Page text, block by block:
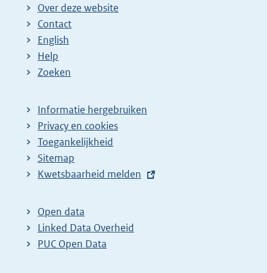
Over deze website
Contact
English
Help
Zoeken
Informatie hergebruiken
Privacy en cookies
Toegankelijkheid
Sitemap
E
t
e
r
Kwetsbaarheid melden
Open data
Linked Data Overheid
PUC Open Data